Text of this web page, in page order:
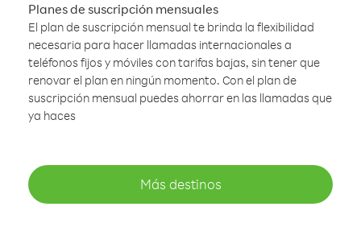
Planes de suscripción mensuales
El plan de suscripción mensual te brinda la flexibilidad
necesaria para hacer llamadas internacionales a
teléfonos fijos y móviles con tarifas bajas, sin tener que
renovar el plan en ningún momento. Con el plan de
suscripción mensual puedes ahorrar en las llamadas que
ya haces
Más destinos